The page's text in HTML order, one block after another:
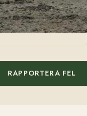
RAPPORTERA FEL